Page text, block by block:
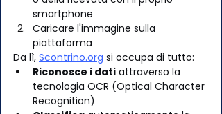
smartphone
Caricare l'immagine sulla
piattaforma
Da lì, Scontrino.org si occupa di tutto:
Riconosce i dati attraverso la
tecnologia OCR (Optical Character
Recognition)